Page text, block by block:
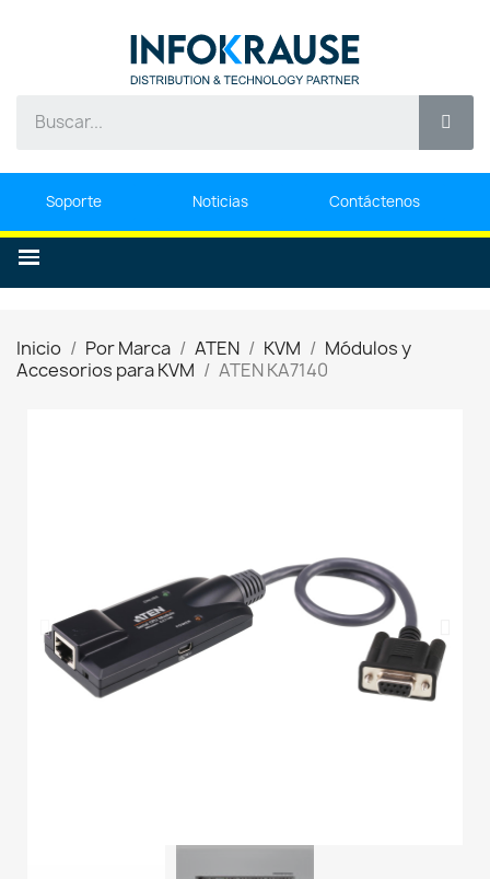
Soporte Noticias Contáctenos
Inicio Por Marca ATEN KVM
Módulos y
Accesorios para KVM
ATEN KA7140